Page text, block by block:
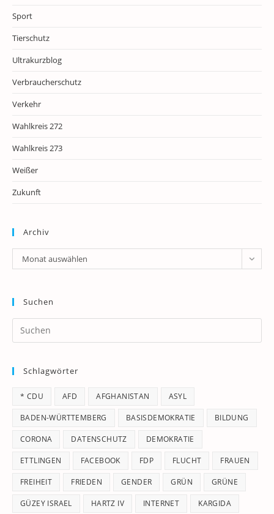
Sport
Tierschutz
Ultrakurzblog
Verbraucherschutz
Verkehr
Wahlkreis 272
Wahlkreis 273
Weißer
Zukunft
Archiv
Archiv
Monat auswählen
Suchen
Schlagwörter
* CDU AFD AFGHANISTAN ASYL
BADEN-WÜRTTEMBERG BASISDEMOKRATIE BILDUNG
CORONA DATENSCHUTZ DEMOKRATIE
ETTLINGEN FACEBOOK FDP FLUCHT FRAUEN
FREIHEIT FRIEDEN GENDER GRÜN GRÜNE
GÜZEY ISRAEL HARTZ IV INTERNET KARGIDA